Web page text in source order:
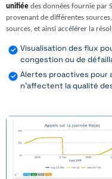
unifiéedes données fournie par
provenant de différentes
sources, et ainsi accélérer la
Visualisation des flux
congestion ou de
Alertes proactives pour
n'affectent la qualité